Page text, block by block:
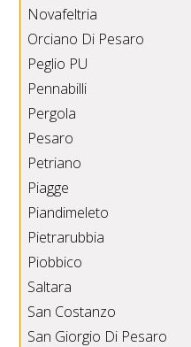
Novafeltria
Orciano Di Pesaro
Peglio PU
Pennabilli
Pergola
Pesaro
Petriano
Piagge
Piandimeleto
Pietrarubbia
Piobbico
Saltara
San Costanzo
San Giorgio Di Pesaro